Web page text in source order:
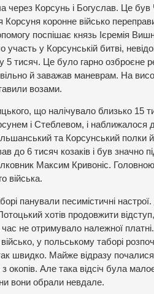
через Корсунь і Богуслав. Це
Корсуня коронне військо
поспішає князь Ієремія
участь у Корсунській битві,
5 тисяч. Це було гарно озброєне
й заважав маневрам. На
возами.
що налічувало близько 15
і Стеблевом, і наближалося
та Корсунський полки
до 6 тисяч козаків і був
Максим Кривоніс.
війська.
панували песимістичні
хотів продовжити
не отримувало належної
у польському таборі
швидко. Майже відразу
з окопів. Але така відсіч була
вони обрали невдале.